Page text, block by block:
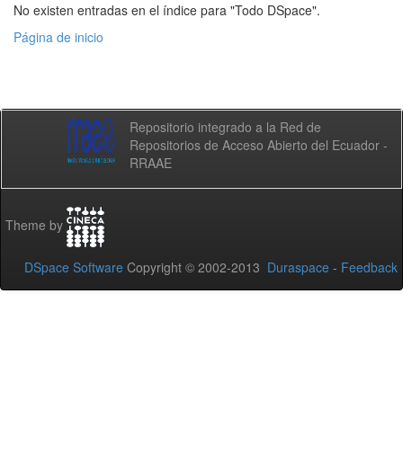
No existen entradas en el índice para "Todo DSpace".
Página de inicio
Repositorio integrado a la Red de
Repositorios de Acceso Abierto del Ecuador -
RRAAE
Theme by
DSpace Software Copyright © 2002-2013 Duraspace - Feedback